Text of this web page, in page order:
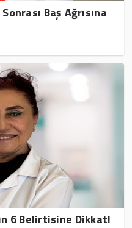
Baş Ağrısına
6 Belirtisine Dikkat!